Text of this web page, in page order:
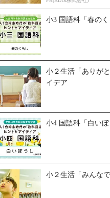
小3 国語科「春の
小２生活「ありが
イデア
小4 国語科「白い
小２生活「みんな